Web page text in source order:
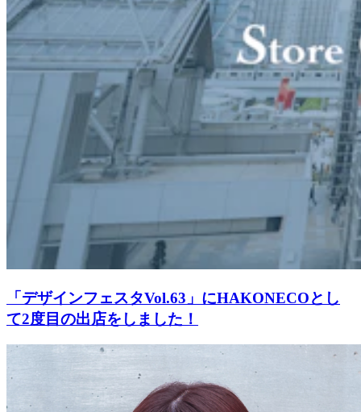
「デザインフェスタVol.63」にHAKONECOとし
て2度目の出店をしました！